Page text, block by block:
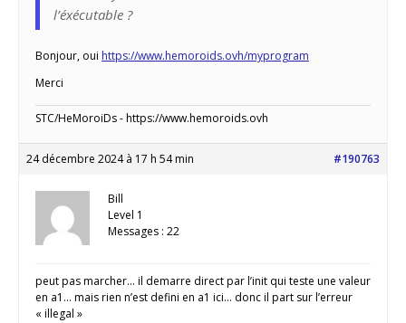
l’éxécutable ?
Bonjour, oui https://www.hemoroids.ovh/myprogram
Merci
STC/HeMoroiDs - https://www.hemoroids.ovh
24 décembre 2024 à 17 h 54 min #190763
Bill
Level 1
Messages : 22
peut pas marcher… il demarre direct par l’init qui teste une valeur
en a1… mais rien n’est defini en a1 ici… donc il part sur l’erreur
« illegal »